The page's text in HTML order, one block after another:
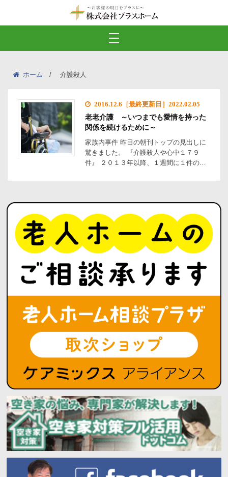
ホーム 介護殺人
2016.12.6［最終更新日］2022.02.05
老老介護 ～いつまでも愛情を持った
関係を続けるために～
家族内事件 昨日の朝刊トップの見出しに
驚きました。 『介護殺人や心中１７９
件』 ２０１３年以降、１週間に１件の…